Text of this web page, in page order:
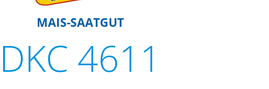
MAIS-SAATGUT
DKC 4611